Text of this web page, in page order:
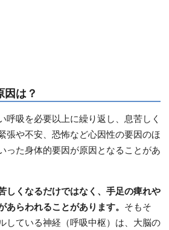
因は？
呼吸を必要以上に繰り返し、息苦しく
張や不安、恐怖など心因性の要因のほ
った身体的要因が原因となることがあ
しくなるだけではなく、手足の痺れや
あらわれることがあります。 そもそ
している神経（呼吸中枢）は、大脳の